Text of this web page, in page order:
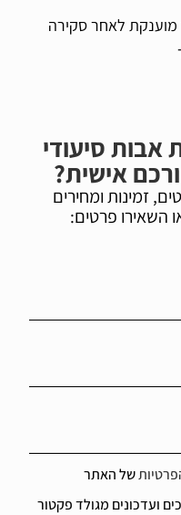
לאחר סקירה
אבות סיעודי
אישית?
זמינות ומחירים
השאירו פרטים:
של האתר
ועדכונים מגולד פקטור